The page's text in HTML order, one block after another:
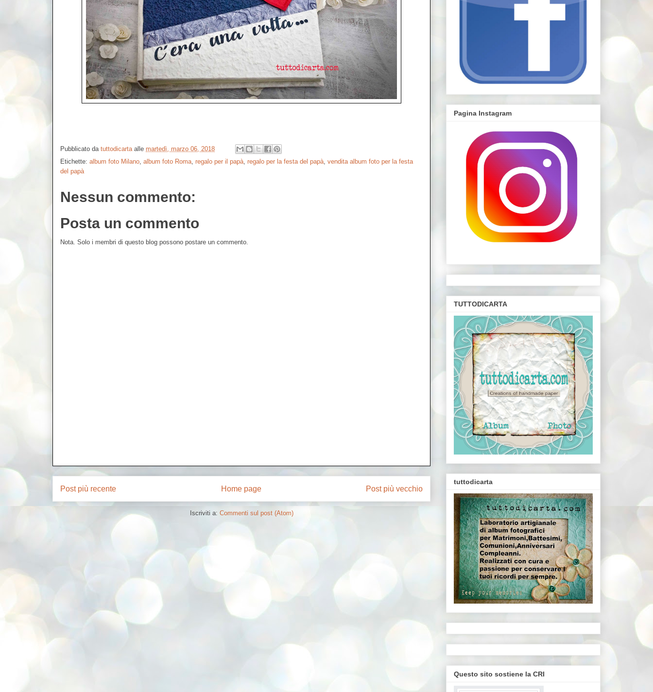
Pubblicato da tuttodicarta alle martedì, marzo 06, 2018
Etichette: album foto Milano, album foto Roma, regalo per il papà, regalo per la festa del papà, vendita album foto per la festa
del papà
Nessun commento:
Posta un commento
Nota. Solo i membri di questo blog possono postare un commento.
Post più recente Post più vecchio
Home page
Iscriviti a: Commenti sul post (Atom)
Pagina Instagram
TUTTODICARTA
tuttodicarta
Questo sito sostiene la CRI